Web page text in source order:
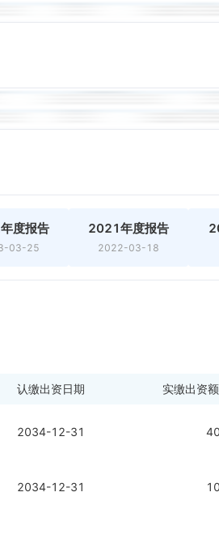
度报告
03-25
2021年度报告
2022-03-18
认缴出资日期 实缴出资
2034-12-31
2034-12-31